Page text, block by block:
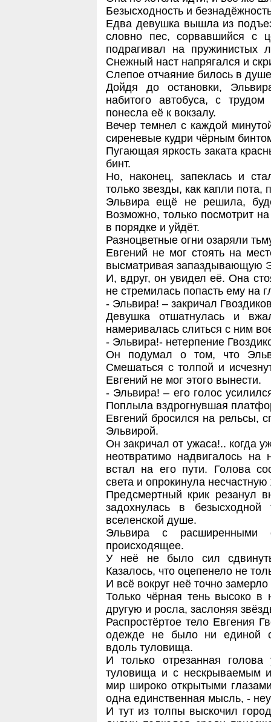
Безысходность и
Едва девушка вышла из
словно пес, сорвавшийся
подрагивал на пружинистых
Снежный наст напрягался и
Слепое отчаяние билось в
Дойдя до остановки,
набитого автобуса, с
понесла её к вокзалу.
Вечер темнел с каждой
сиреневые кудри чёрным
Пугающая яркость заката
бинт.
Но, наконец, запеклась и
только звезды, как капли
Эльвира ещё не решила,
Возможно, только посмотрит
в порядке и уйдёт.
Разноцветные огни озаряли
Евгений не мог стоять на
высматривая запаздывающую
И, вдруг, он увидел её. Она
не стремилась попасть ему на
- Эльвира! – закричал
Девушка отшатнулась и
намеривалась слиться с ним
- Эльвира!- нетерпение
Он подумал о том, что
Смешаться с толпой и
Евгений не мог этого вынести.
- Эльвира! – его голос
Поплыла вздрогнувшая
Евгений бросился на рельсы,
Эльвирой.
Он закричал от ужаса!.. когда
неотвратимо надвигалось
встал на его пути. Голова
света и опрокинула несчастную
Предсмертный крик резанул
задохнулась в
вселенской душе.
Эльвира с расширенными
происходящее.
У неё не было сил
Казалось, что оцепенело не
И всё вокруг неё точно
Только чёрная тень высоко в
другую и росла, заслоняя
Распростёртое тело Евгения
одежде не было ни единой
вдоль туловища.
И только отрезанная
туловища и с нескрываемым
мир широко открытыми
одна единственная мысль, -
И тут из толпы выскочил